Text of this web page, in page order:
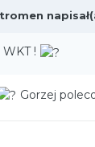
!
Gorzej